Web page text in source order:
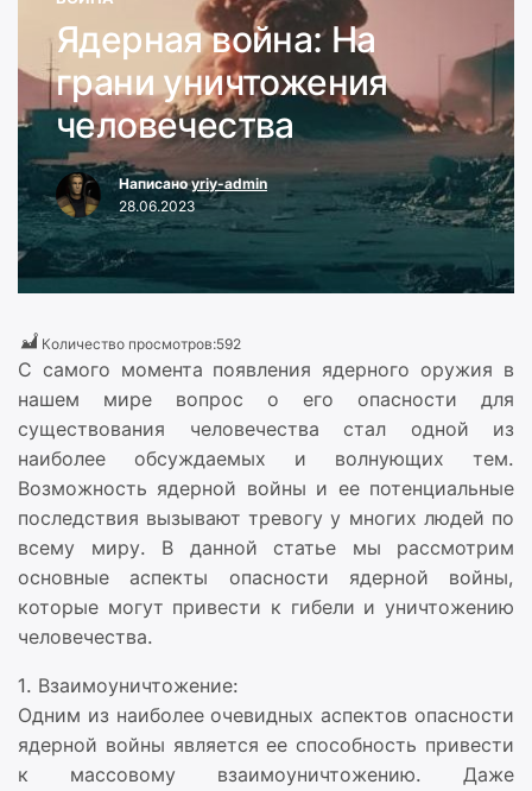
Ядерная война: На
грани уничтожения
человечества
Написаноyriy-admin
28.06.2023
Количество просмотров:592
С самого момента появления ядерного оружия в
нашем мире вопрос о его опасности для
существования человечества стал одной из
наиболее обсуждаемых и волнующих тем.
Возможность ядерной войны и ее потенциальные
последствия вызывают тревогу у многих людей по
всему миру. В данной статье мы рассмотрим
основные аспекты опасности ядерной войны,
которые могут привести к гибели и уничтожению
человечества.
1. Взаимоуничтожение:
Одним из наиболее очевидных аспектов опасности
ядерной войны является ее способность привести
к массовому взаимоуничтожению. Даже